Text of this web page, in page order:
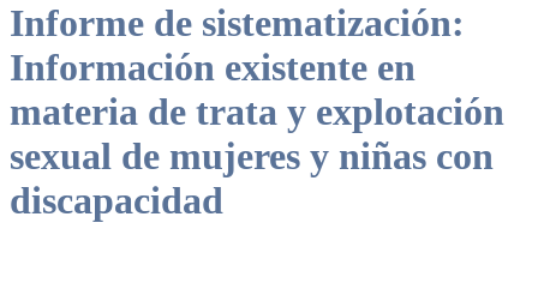
Informe de sistematización:
Información existente en
materia de trata y explotación
sexual de mujeres y niñas con
discapacidad